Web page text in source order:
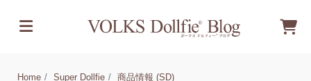
Home Super Dollfie 商品情報 (SD)